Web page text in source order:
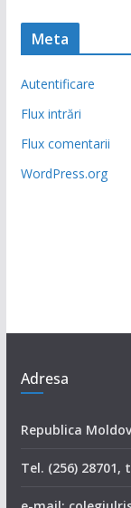
Meta
Autentificare
Flux intrări
Flux comentarii
WordPress.org
Adresa
Republica
Tel. (256) 28701,